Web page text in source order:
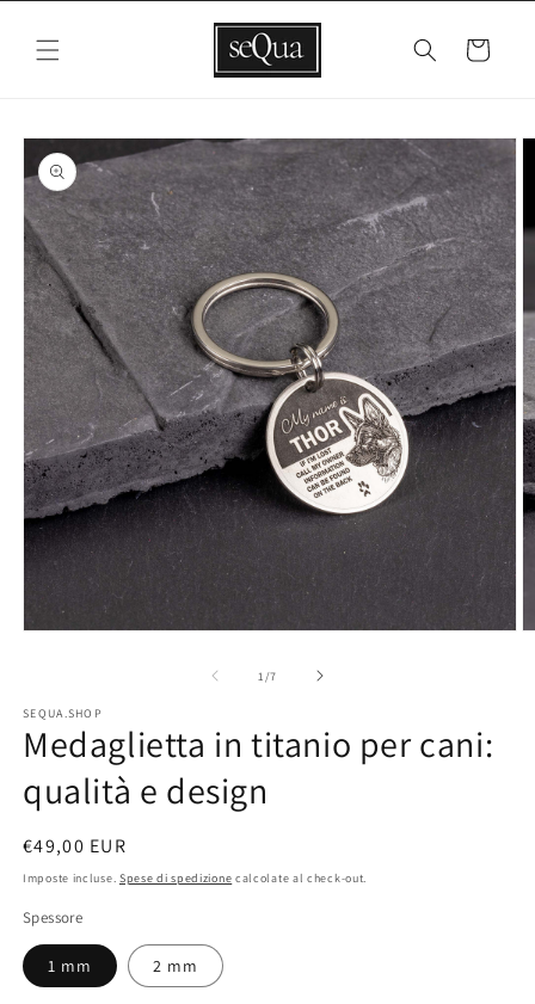
Vai
ai contenuti
Carrello
Passa alle
informazioni
sul prodotto
multimediali
1
finestra
modale
1 /su
7
SEQUA.SHOP
Medaglietta in titanio per cani:
qualità e design
Prezzo
di
€49,00 EUR
Imposte incluse. Spese di spedizione calcolate al check-out.
Spessore
1 mm 2 mm